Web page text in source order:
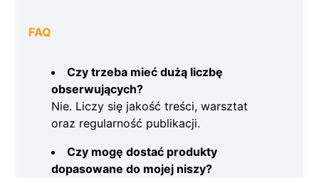
FAQ
Czy trzeba mieć dużą liczbę
obserwujących?
Nie. Liczy się jakość treści, warsztat
oraz regularność publikacji.
Czy mogę dostać produkty
dopasowane do mojej niszy?